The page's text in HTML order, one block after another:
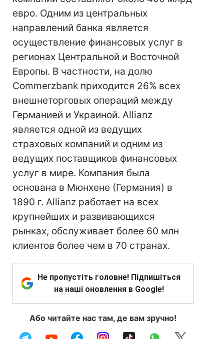
евро. Одним из центральных
направлений банка является
осуществление финансовых услуг в
регионах Центральной и Восточной
Европы. В частности, на долю
Commerzbank приходится 26% всех
внешнеторговых операций между
Германией и Украиной. Allianz
является одной из ведущих
страховых компаний и одним из
ведущих поставщиков финансовых
услуг в мире. Компания была
основана в Мюнхене (Германия) в
1890 г. Allianz работает на всех
крупнейших и развивающихся
рынках, обслуживает более 60 млн
клиентов более чем в 70 странах.
Не пропустіть головне! Підпишіться
на наші оновлення в Google!
Або читайте нас там, де вам зручно!